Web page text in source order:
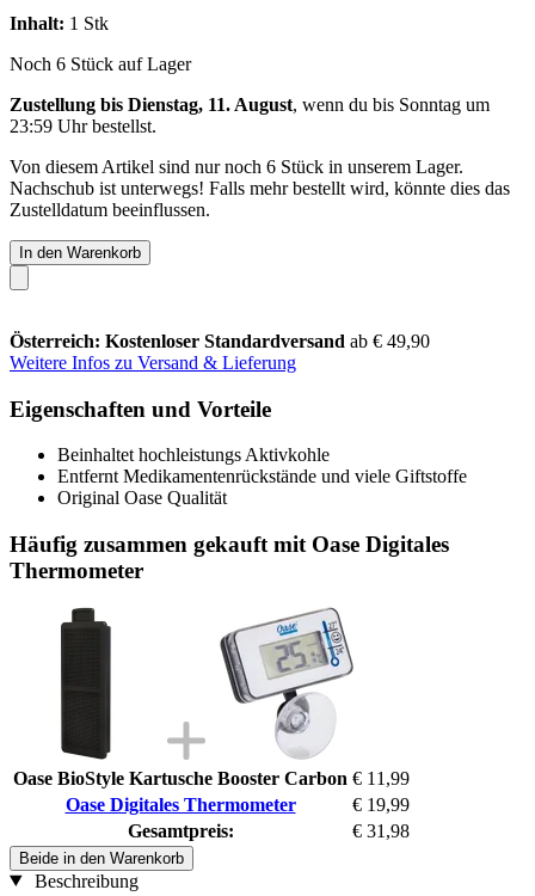
Inhalt: 1 Stk
Noch 6 Stück auf Lager
Zustellung bis Dienstag, 11. August, wenn du bis Sonntag um
23:59 Uhrbestellst.
Von diesem Artikel sind nur noch 6 Stück in unserem Lager.
Nachschub ist unterwegs! Falls mehr bestellt wird, könnte dies das
Zustelldatum beeinflussen.
In den Warenkorb
Österreich: Kostenloser Standardversand ab € 49,90
Weitere Infos zu Versand & Lieferung
Eigenschaften und Vorteile
Beinhaltet hochleistungs Aktivkohle
Entfernt Medikamentenrückstände und viele Giftstoffe
Original Oase Qualität
Häufig zusammen gekauft mit Oase Digitales
Thermometer
Oase BioStyle Kartusche Booster Carbon € 11,99
Oase Digitales Thermometer
€ 19,99
Gesamtpreis:
€ 31,98
Beide in den Warenkorb
Beschreibung